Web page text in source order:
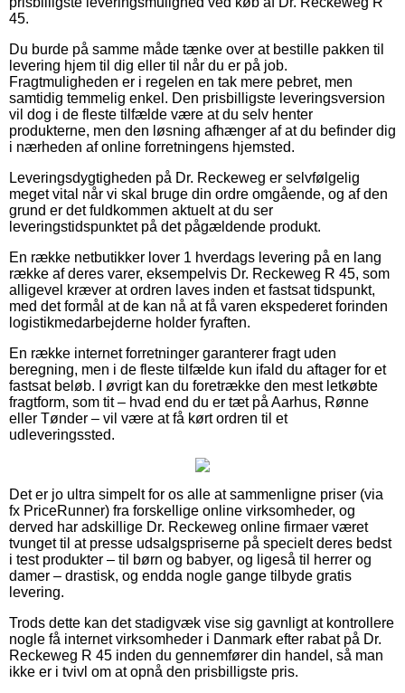
45.
Du burde på samme måde tænke over at bestille pakken til
levering hjem til dig eller til når du er på job.
Fragtmuligheden er i regelen en tak mere pebret, men
samtidig temmelig enkel. Den prisbilligste leveringsversion
vil dog i de fleste tilfælde være at du selv henter
produkterne, men den løsning afhænger af at du befinder dig
i nærheden af online forretningens hjemsted.
Leveringsdygtigheden på Dr. Reckeweg er selvfølgelig
meget vital når vi skal bruge din ordre omgående, og af den
grund er det fuldkommen aktuelt at du ser
leveringstidspunktet på det pågældende produkt.
En række netbutikker lover 1 hverdags levering på en lang
række af deres varer, eksempelvis Dr. Reckeweg R 45, som
alligevel kræver at ordren laves inden et fastsat tidspunkt,
med det formål at de kan nå at få varen ekspederet forinden
logistikmedarbejderne holder fyraften.
En række internet forretninger garanterer fragt uden
beregning, men i de fleste tilfælde kun ifald du aftager for et
fastsat beløb. I øvrigt kan du foretrække den mest letkøbte
fragtform, som tit – hvad end du er tæt på Aarhus, Rønne
eller Tønder – vil være at få kørt ordren til et
udleveringssted.
Det er jo ultra simpelt for os alle at sammenligne priser (via
fx PriceRunner) fra forskellige online virksomheder, og
derved har adskillige Dr. Reckeweg online firmaer været
tvunget til at presse udsalgspriserne på specielt deres bedst
i test produkter – til børn og babyer, og ligeså til herrer og
damer – drastisk, og endda nogle gange tilbyde gratis
levering.
Trods dette kan det stadigvæk vise sig gavnligt at kontrollere
nogle få internet virksomheder i Danmark efter rabat på Dr.
Reckeweg R 45 inden du gennemfører din handel, så man
ikke er i tvivl om at opnå den prisbilligste pris.